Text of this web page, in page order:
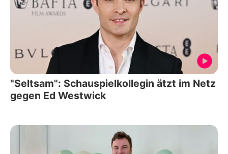
"Seltsam": Schauspielkollegin ätzt im Netz
gegen Ed Westwick